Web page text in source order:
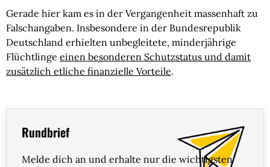
Gerade hier kam es in der Vergangenheit massenhaft zu
Falschangaben. Insbesondere in der Bundesrepublik
Deutschland erhielten unbegleitete, minderjährige
Flüchtlinge einen besonderen Schutzstatus und damit
zusätzlich etliche finanzielle Vorteile.
Rundbrief
Melde dich an und erhalte nur die wichtigsten